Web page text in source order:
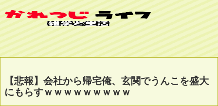
【悲報】会社から帰宅俺、玄関でうんこを盛大
にもらすｗｗｗｗｗｗｗｗｗ